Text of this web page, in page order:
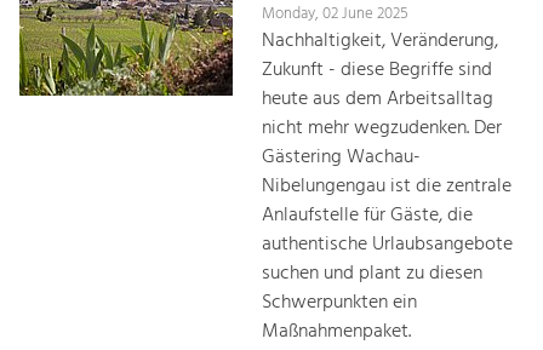
Monday, 02 June 2025
Nachhaltigkeit, Veränderung,
Zukunft - diese Begriffe sind
heute aus dem Arbeitsalltag
nicht mehr wegzudenken. Der
Gästering Wachau-
Nibelungengau ist die zentrale
Anlaufstelle für Gäste, die
authentische Urlaubsangebote
suchen und plant zu diesen
Schwerpunkten ein
Maßnahmenpaket.